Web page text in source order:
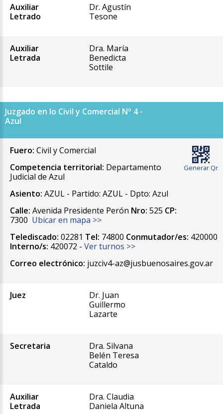
Auxiliar
Letrado
Dr. Agustín
Tesone
Auxiliar
Letrada
Dra. María
Benedicta
Sottile
Juzgado en lo Civil y Comercial Nº 4 -
Azul
Generar Qr
Fuero: Civil y Comercial
Competencia territorial: Departamento
Judicial de Azul
Asiento: AZUL - Partido: AZUL - Dpto: Azul
Calle: Avenida Presidente Perón Nro: 525 CP:
7300 Ubicar en mapa >>
Telediscado: 02281 Tel: 74800 Conmutador/es: 420000
Interno/s: 420072 - Ver turnos >>
Correo electrónico: juzciv4-az@jusbuenosaires.gov.ar
Juez
Dr. Juan
Guillermo
Lazarte
Secretaria
Dra. Silvana
Belén Teresa
Cataldo
Auxiliar
Letrada
Dra. Claudia
Daniela Altuna